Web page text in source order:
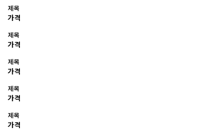
제목
가격
제목
가격
제목
가격
제목
가격
제목
가격